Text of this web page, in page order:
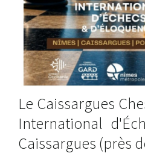
Le Caissargues
International
Caissargues (près